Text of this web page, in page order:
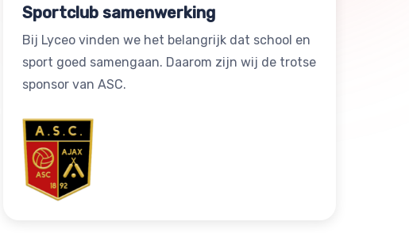
Sportclub samenwerking
Bij Lyceo vinden we het belangrijk dat school en
sport goed samengaan. Daarom zijn wij de trotse
sponsor van ASC.